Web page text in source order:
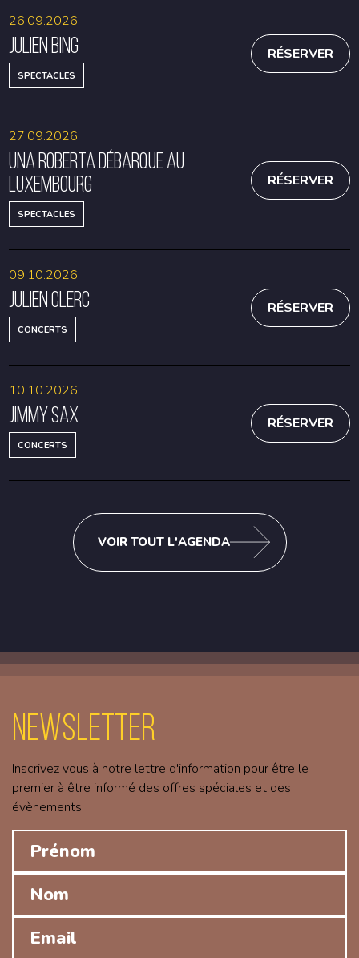
Julien Bing
SPECTACLES
26.09.2026
RÉSERVER
Una Roberta débarque au
Luxembourg
SPECTACLES
27.09.2026
RÉSERVER
Julien Clerc
CONCERTS
09.10.2026
RÉSERVER
Jimmy Sax
CONCERTS
10.10.2026
RÉSERVER
VOIR TOUT L'AGENDA
Newsletter
Inscrivez vous à notre lettre d'information pour être le
premier à être informé des offres spéciales et des
évènements.